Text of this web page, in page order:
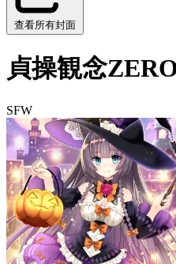
查看所有封面
貞操観念
SFW